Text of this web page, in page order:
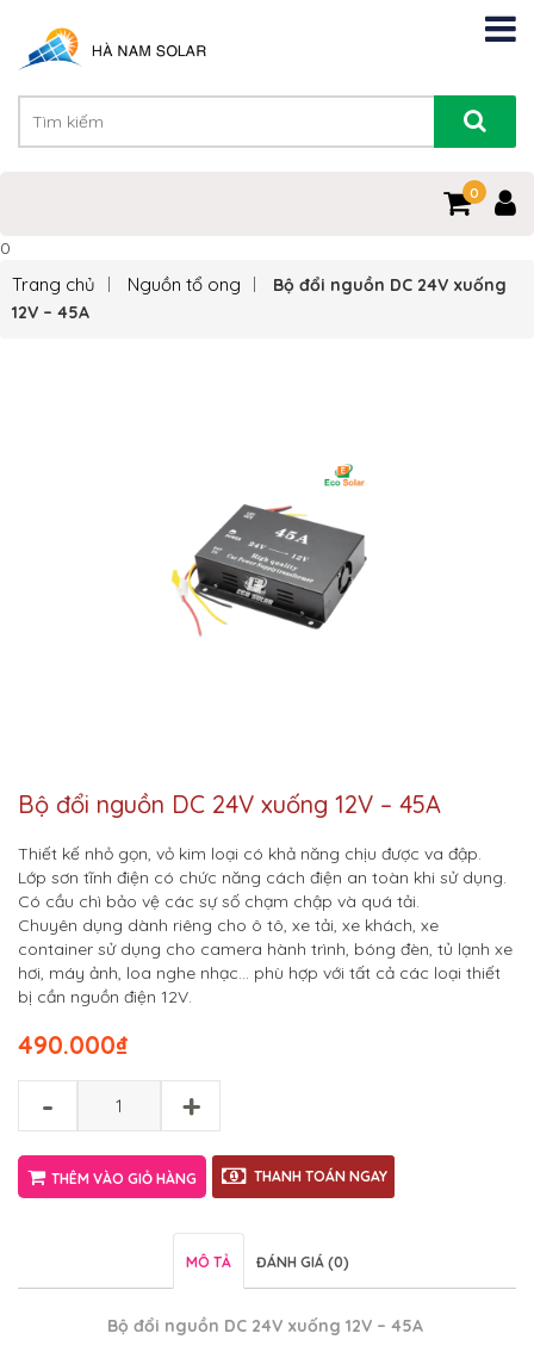
0
0
Trang chủ Nguồn tổ ong
Bộ đổi nguồn DC 24V xuống
12V – 45A
Bộ đổi nguồn DC 24V xuống 12V – 45A
Thiết kế nhỏ gọn, vỏ kim loại có khả năng chịu được va đập.
Lớp sơn tĩnh điện có chức năng cách điện an toàn khi sử dụng.
Có cầu chì bảo vệ các sự số chạm chập và quá tải.
Chuyên dụng dành riêng cho ô tô, xe tải, xe khách, xe
container sử dụng cho camera hành trình, bóng đèn, tủ lạnh xe
hơi, máy ảnh, loa nghe nhạc… phù hợp với tất cả các loại thiết
bị cần nguồn điện 12V.
₫
490.000
- +
THÊM VÀO GIỎ HÀNG THANH TOÁN NGAY
MÔ TẢ ĐÁNH GIÁ (0)
Bộ đổi nguồn DC 24V xuống 12V – 45A